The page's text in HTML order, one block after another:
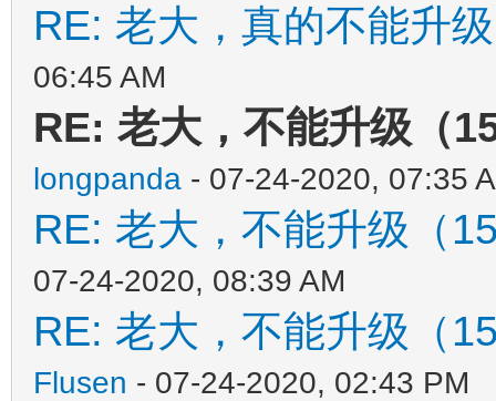
RE: 老大，真的不能升
06:45 AM
RE: 老大，不能升级（
longpanda - 07-24-2020, 07:35
RE: 老大，不能升级（
07-24-2020, 08:39 AM
RE: 老大，不能升级（
Flusen - 07-24-2020, 02:43 PM